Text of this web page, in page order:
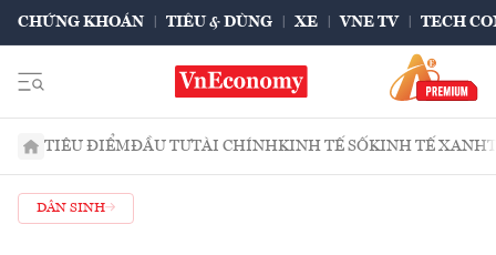
CHỨNG KHOÁN TIÊU & DÙNG XE VNE TV TECH
TIÊU ĐIỂMĐẦU TƯTÀI CHÍNHKINH TẾ SỐKINH TẾ XANH
DÂN SINH